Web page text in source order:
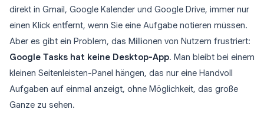
direkt in Gmail, Google Kalender und Google Drive, immer nur
einen Klick entfernt, wenn Sie eine Aufgabe notieren müssen.
Aber es gibt ein Problem, das Millionen von Nutzern frustriert:
Google Tasks hat keine Desktop-App. Man bleibt bei einem
kleinen Seitenleisten-Panel hängen, das nur eine Handvoll
Aufgaben auf einmal anzeigt, ohne Möglichkeit, das große
Ganze zu sehen.